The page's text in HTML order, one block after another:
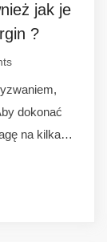
jak je
?
dokonać
na kilka…